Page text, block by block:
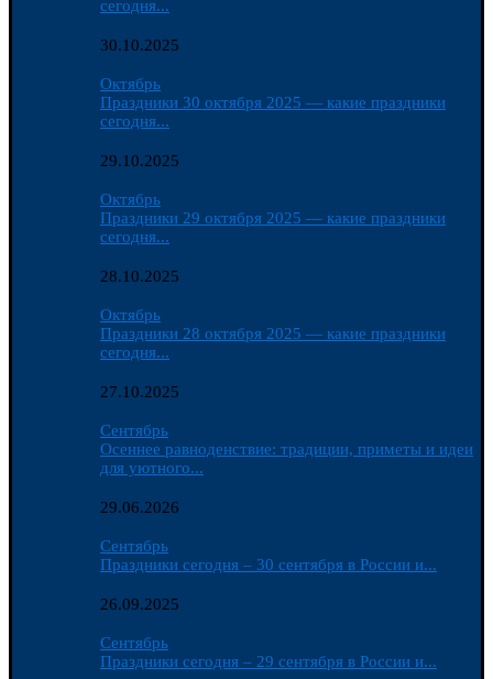
сегодня...
30.10.2025
Октябрь
Праздники 30 октября 2025 — какие праздники
сегодня...
29.10.2025
Октябрь
Праздники 29 октября 2025 — какие праздники
сегодня...
28.10.2025
Октябрь
Праздники 28 октября 2025 — какие праздники
сегодня...
27.10.2025
Сентябрь
Осеннее равноденствие: традиции, приметы и идеи
для уютного...
29.06.2026
Сентябрь
Праздники сегодня – 30 сентября в России и...
26.09.2025
Сентябрь
Праздники сегодня – 29 сентября в России и...